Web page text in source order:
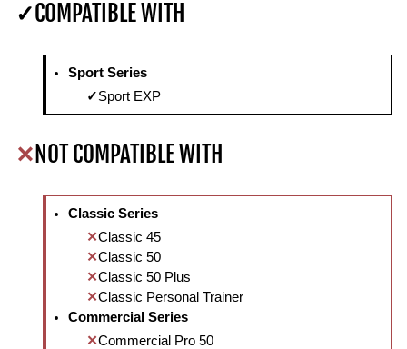
COMPATIBLE WITH
Sport Series
Sport EXP
NOT COMPATIBLE WITH
Classic Series
Classic 45
Classic 50
Classic 50 Plus
Classic Personal Trainer
Commercial Series
Commercial Pro 50